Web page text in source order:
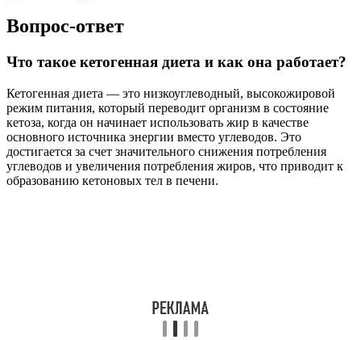
Вопрос-ответ
Что такое кетогенная диета и как она работает?
Кетогенная диета — это низкоуглеводный, высокожировой
режим питания, который переводит организм в состояние
кетоза, когда он начинает использовать жир в качестве
основного источника энергии вместо углеводов. Это
достигается за счет значительного снижения потребления
углеводов и увеличения потребления жиров, что приводит к
образованию кетоновых тел в печени.